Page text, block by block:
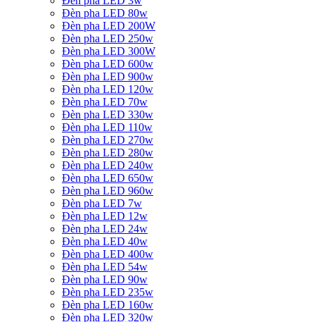
Đèn pha LED 80w
Đèn pha LED 200W
Đèn pha LED 250w
Đèn pha LED 300W
Đèn pha LED 600w
Đèn pha LED 900w
Đèn pha LED 120w
Đèn pha LED 70w
Đèn pha LED 330w
Đèn pha LED 110w
Đèn pha LED 270w
Đèn pha LED 280w
Đèn pha LED 240w
Đèn pha LED 650w
Đèn pha LED 960w
Đèn pha LED 7w
Đèn pha LED 12w
Đèn pha LED 24w
Đèn pha LED 40w
Đèn pha LED 400w
Đèn pha LED 54w
Đèn pha LED 90w
Đèn pha LED 235w
Đèn pha LED 160w
Đèn pha LED 320w